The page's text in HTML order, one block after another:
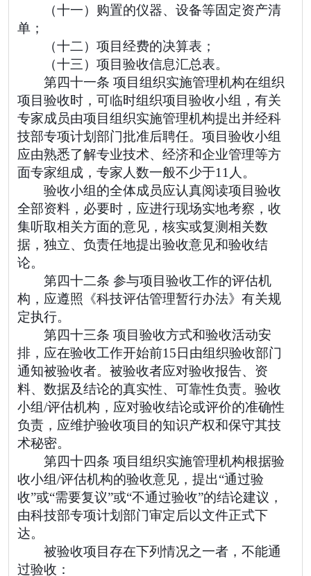
（十一）购置的仪器、设备等固定资产清
单；
（十二）项目经费的决算表；
（十三）项目验收信息汇总表。
第四十一条 项目组织实施管理机构在组织
项目验收时，可临时组织项目验收小组，有关
专家成员由项目组织实施管理机构提出并经科
技部专项计划部门批准后聘任。项目验收小组
应由熟悉了解专业技术、经济和企业管理等方
面专家组成，专家人数一般不少于11人。
验收小组的全体成员应认真阅读项目验收
全部资料，必要时，应进行现场实地考察，收
集听取相关方面的意见，核实或复测相关数
据，独立、负责任地提出验收意见和验收结
论。
第四十二条 参与项目验收工作的评估机
构，应遵照《科技评估管理暂行办法》有关规
定执行。
第四十三条 项目验收方式和验收活动安
排，应在验收工作开始前15日由组织验收部门
通知被验收者。被验收者应对验收报告、资
料、数据及结论的真实性、可靠性负责。验收
小组/评估机构，应对验收结论或评价的准确性
负责，应维护验收项目的知识产权和保守其技
术秘密。
第四十四条 项目组织实施管理机构根据验
收小组/评估机构的验收意见，提出“通过验
收”或“需要复议”或“不通过验收”的结论建议，
由科技部专项计划部门审定后以文件正式下
达。
被验收项目存在下列情况之一者，不能通
过验收：